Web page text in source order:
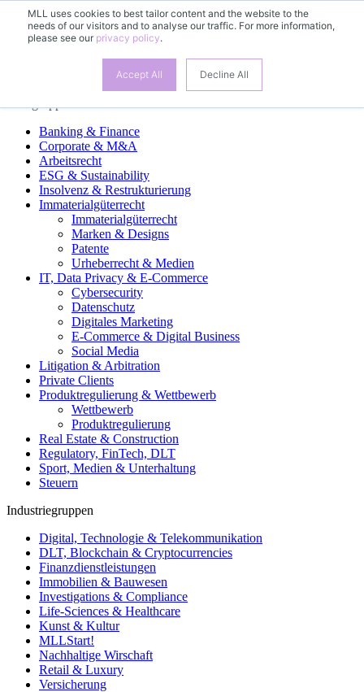
MLL uses cookies to best tailor content and the website to the
needs of our visitors and to analyse our traffic. For more information,
please see our privacy policy.
Accept All Decline All
FRES
Banking & Finance
Corporate & M&A
Arbeitsrecht
ESG & Sustainability
Insolvenz & Restrukturierung
Immaterialgüterrecht
Immaterialgüterrecht
Marken & Designs
Patente
Urheberrecht & Medien
IT, Data Privacy & E-Commerce
Cybersecurity
Datenschutz
Digitales Marketing
E-Commerce & Digital Business
Social Media
Litigation & Arbitration
Private Clients
Produktregulierung & Wettbewerb
Wettbewerb
Produktregulierung
Real Estate & Construction
Regulatory, FinTech, DLT
Sport, Medien & Unterhaltung
Steuern
Industriegruppen
Digital, Technologie & Telekommunikation
DLT, Blockchain & Cryptocurrencies
Finanzdienstleistungen
Immobilien & Bauwesen
Investigations & Compliance
Life-Sciences & Healthcare
Kunst & Kultur
MLLStart!
Nachhaltige Wirschaft
Retail & Luxury
Versicherung